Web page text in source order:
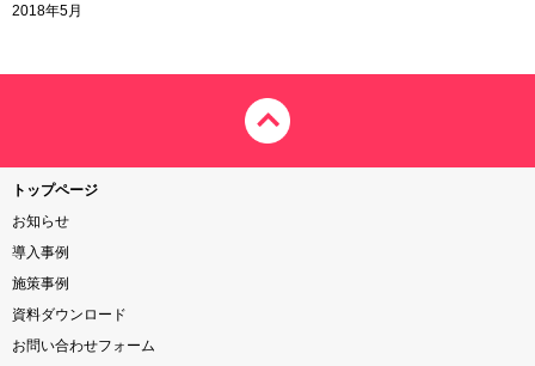
2018年5月
トップページ
お知らせ
導入事例
施策事例
資料ダウンロード
お問い合わせフォーム